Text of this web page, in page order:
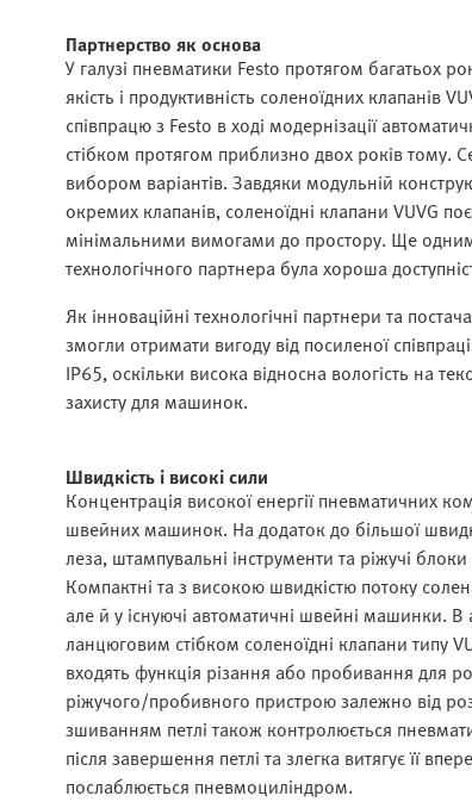
Партнерство як основа
У галузі пневматики Festo протягом багатьох
якість і продуктивність соленоїдних
співпрацю з Festo в ході модернізації
стібком протягом приблизно двох років тому.
вибором варіантів. Завдяки модульній
окремих клапанів, соленоїдні клапани VUVG
мінімальними вимогами до простору. Ще
технологічного партнера була хороша
Як інноваційні технологічні партнери та
змогли отримати вигоду від посиленої
IP65, оскільки висока відносна вологість на
захисту для машинок.
Швидкість і високі сили
Концентрація високої енергії пневматичних
швейних машинок. На додаток до більшої
леза, штампувальні інструменти та ріжучі
Компактні та з високою швидкістю потоку
але й у існуючі автоматичні швейні машинки.
ланцюговим стібком соленоїдні клапани типу
входять функція різання або пробивання для
ріжучого/пробивного пристрою залежно від
зшиванням петлі також контролюється
після завершення петлі та злегка витягує її
послаблюється пневмоциліндром.